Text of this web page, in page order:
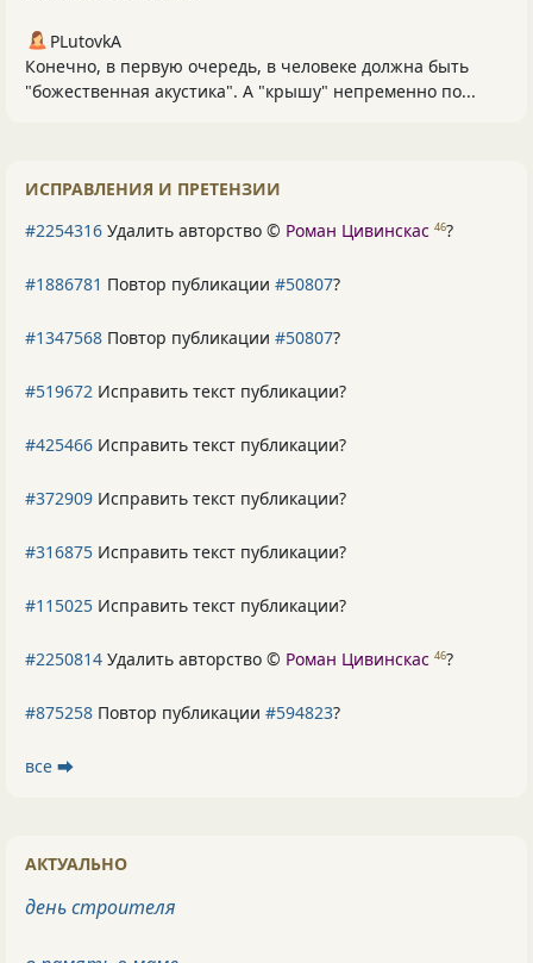
PLutоvkА
Конечно, в первую очередь, в человеке должна быть
"божественная акустика". А "крышу" непременно по...
ИСПРАВЛЕНИЯ И ПРЕТЕНЗИИ
#2254316 Удалить авторство © Роман Цивинскас 46?
#1886781 Повтор публикации #50807?
#1347568 Повтор публикации #50807?
#519672 Исправить текст публикации?
#425466 Исправить текст публикации?
#372909 Исправить текст публикации?
#316875 Исправить текст публикации?
#115025 Исправить текст публикации?
#2250814 Удалить авторство © Роман Цивинскас 46?
#875258 Повтор публикации #594823?
все ⮕
АКТУАЛЬНО
день строителя